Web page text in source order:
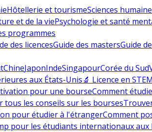
Hôtellerie et tourismeSciences
et de la viePsychologie et santé
programmes
des licencesGuide des mastersGuide
ChineJaponIndeSingapourCorée du Sud
aux États-Unis🔬 Licence en STEM
pour une bourseComment
tous les conseils sur les bourses
pour étudier à l'étrangerComment
pour les étudiants internationaux aux